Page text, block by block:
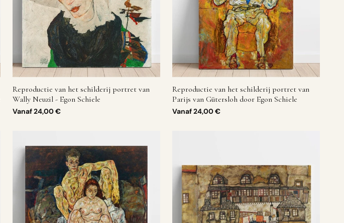
Reproductie van het schilderij portret van
Wally Neuzil - Egon Schiele
Vanaf24,00 €
Reproductie van het schilderij portret van
Parijs van Gütersloh door Egon Schiele
Vanaf24,00 €